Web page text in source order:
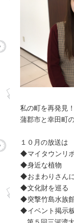
私の町を再発見！
蒲郡市と幸田町
１０月の放送は
◆マイタウンリ
◆身近な植
◆おまわりさん
◆文化財を巡
◆突撃竹島水
◆イベント掲示板